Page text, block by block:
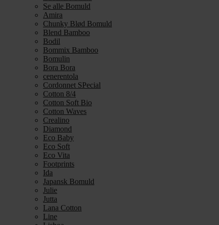
Se alle Bomuld
Amira
Chunky Blød Bomuld
Blend Bamboo
Bodil
Bommix Bamboo
Bomulin
Bora Bora
cenerentola
Cordonnet SPecial
Cotton 8/4
Cotton Soft Bio
Cotton Waves
Crealino
Diamond
Eco Baby
Eco Soft
Eco Vita
Footprints
Ida
Japansk Bomuld
Julie
Jutta
Lana Cotton
Line